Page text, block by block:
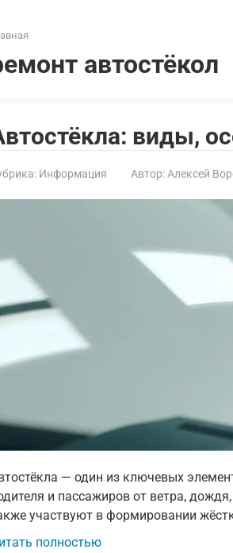
автостёкол
виды,
Информация Автор: Алексей
— один из ключевых
и пассажиров от ветра,
участвуют в формировании
полностью